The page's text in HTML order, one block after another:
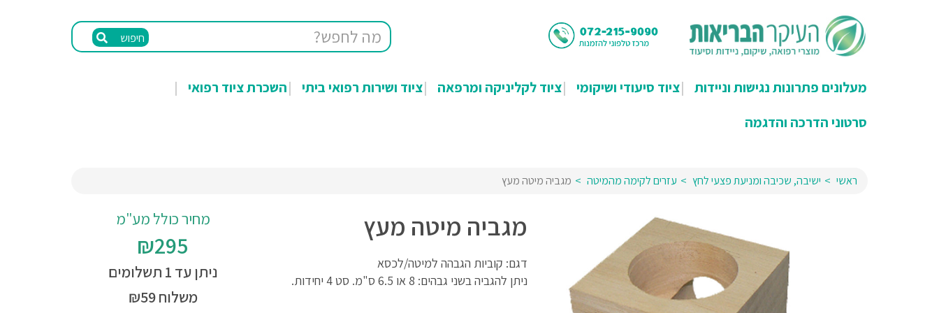
חיפוש
מעלונים פתרונות נגישות וניידות ציוד סיעודי ושיקומי ציוד לקליניקה ומרפאה ציוד ושירות רפואי ביתי
השכרת ציוד רפואי
סרטוני הדרכה והדגמה
ראשי ישיבה, שכיבה ומניעת פצעי לחץ עזרים לקימה מהמיטה מגביה מיטה מעץ
מגביה מיטה מעץ
דגם: קוביות הגבהה למיטה/לכסא
ניתן להגביה בשני גבהים: 8 או 6.5 ס"מ. סט 4 יחידות.
מחיר כולל מע"מ
₪295
ניתן עד 1 תשלומים
משלוח ₪59